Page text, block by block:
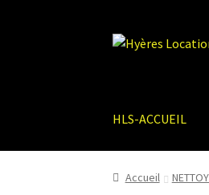
Aller
Aller
HLS-ACCUEIL
Accueil